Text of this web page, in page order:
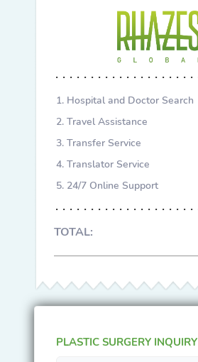
Hospital and Doctor Search
Travel Assistance
Transfer Service
Translator Service
24/7 Online Support
TOTAL:
PLASTIC SURGERY INQUIRY